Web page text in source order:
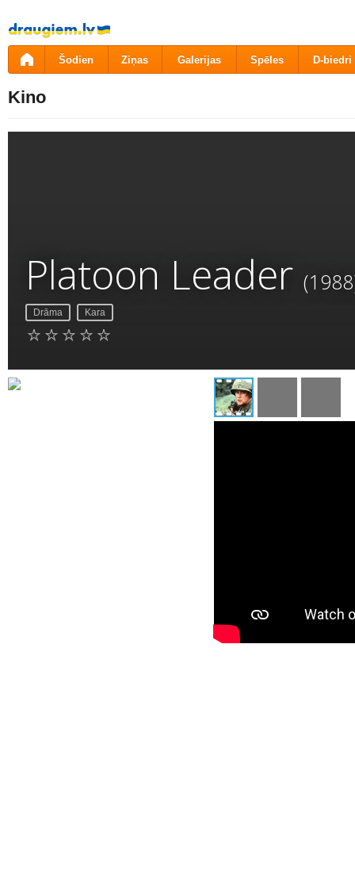
Pāriet
uz
saturu
Šodien Ziņas Galerijas Spēles D-biedri
Kino
Platoon Leader
Drāma Kara